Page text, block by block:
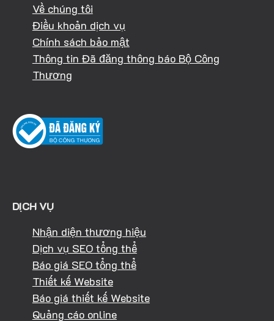
Về chúng tôi
Điều khoản dịch vụ
Chính sách bảo mật
Thông tin Đã đăng thông báo Bộ Công
Thương
DỊCH VỤ
Nhận diện thương hiệu
Dịch vụ SEO tổng thể
Báo giá SEO tổng thể
Thiết kế Website
Báo giá thiết kế Website
Quảng cáo online